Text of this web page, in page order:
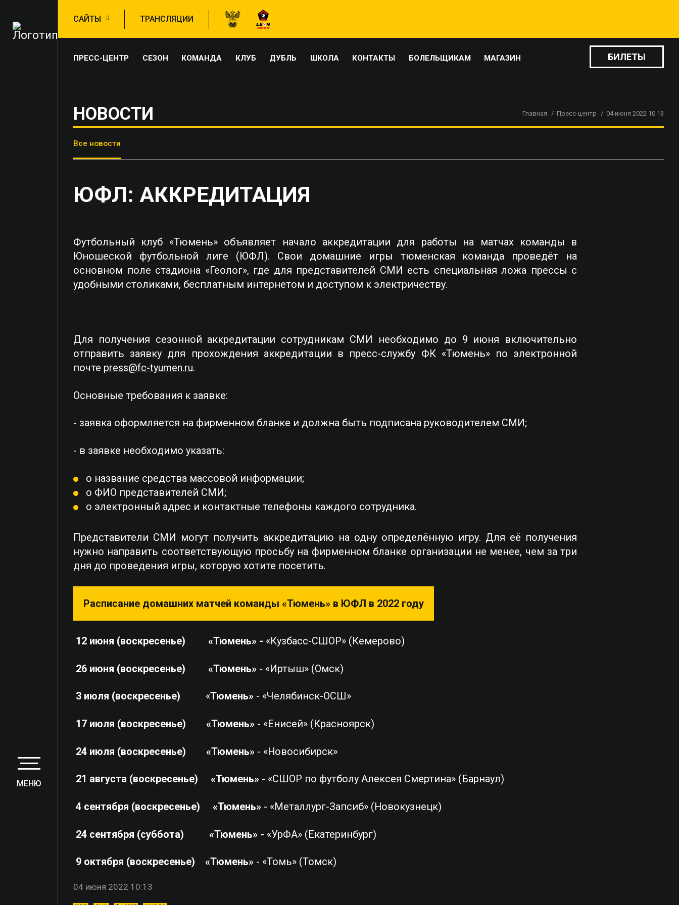
САЙТЫ ТРАНСЛЯЦИИ
ПРЕСС-ЦЕНТР СЕЗОН КОМАНДА КЛУБ ДУБЛЬ ШКОЛА КОНТАКТЫ БОЛЕЛЬЩИКАМ МАГАЗИН БИЛЕТЫ
МЕНЮ
НОВОСТИ Главная Пресс-центр 04 июня 2022 10:13
Все новости
ЮФЛ: АККРЕДИТАЦИЯ
Футбольный клуб «Тюмень» объявляет начало аккредитации для работы на матчах команды в
Юношеской футбольной лиге (ЮФЛ). Свои домашние игры тюменская команда проведёт на
основном поле стадиона «Геолог», где для представителей СМИ есть специальная ложа прессы с
удобными столиками, бесплатным интернетом и доступом к электричеству.
Для получения сезонной аккредитации сотрудникам СМИ необходимо до 9 июня включительно
отправить заявку для прохождения аккредитации в пресс-службу ФК «Тюмень» по электронной
почте press@fc-tyumen.ru.
Основные требования к заявке:
- заявка оформляется на фирменном бланке и должна быть подписана руководителем СМИ;
- в заявке необходимо указать:
o название средства массовой информации;
o ФИО представителей СМИ;
o электронный адрес и контактные телефоны каждого сотрудника.
Представители СМИ могут получить аккредитацию на одну определённую игру. Для её получения
нужно направить соответствующую просьбу на фирменном бланке организации не менее, чем за три
дня до проведения игры, которую хотите посетить.
Расписание домашних матчей команды «Тюмень» в ЮФЛ в 2022 году
12 июня (воскресенье) «Тюмень» - «Кузбасс-СШОР» (Кемерово)
26 июня (воскресенье) «Тюмень» - «Иртыш» (Омск)
3 июля (воскресенье) «Тюмень» - «Челябинск-ОСШ»
17 июля (воскресенье) «Тюмень» - «Енисей» (Красноярск)
24 июля (воскресенье) «Тюмень» - «Новосибирск»
21 августа (воскресенье) «Тюмень» - «СШОР по футболу Алексея Смертина» (Барнаул)
4 сентября (воскресенье) «Тюмень» - «Металлург-Запсиб» (Новокузнецк)
24 сентября (суббота) «Тюмень» - «УрФА» (Екатеринбург)
9 октября (воскресенье) «Тюмень» - «Томь» (Томск)
04 июня 2022 10:13